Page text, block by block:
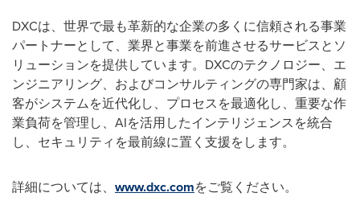
DXCは、世界で最も革新的な企業の多くに信頼される事業
パートナーとして、業界と事業を前進させるサービスとソ
リューションを提供しています。DXCのテクノロジー、エ
ンジニアリング、およびコンサルティングの専門家は、顧
客がシステムを近代化し、プロセスを最適化し、重要な作
業負荷を管理し、AIを活用したインテリジェンスを統合
し、セキュリティを最前線に置く支援をします。
詳細については、 www.dxc.comをご覧ください。